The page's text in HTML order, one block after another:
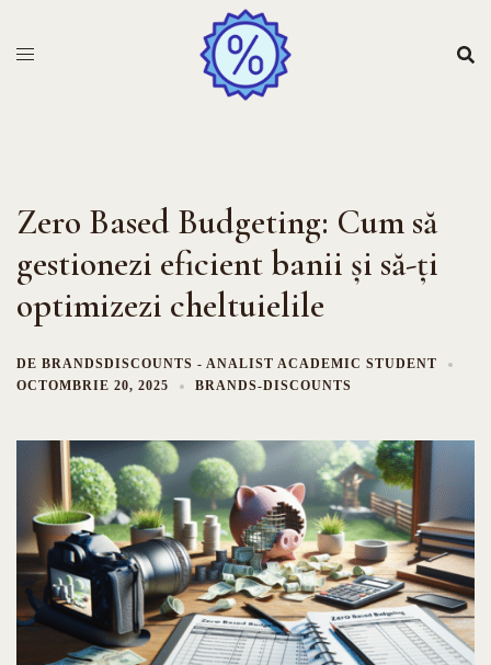
Zero Based Budgeting: Cum să
gestionezi eficient banii și să-ți
optimizezi cheltuielile
DE BRANDSDISCOUNTS - ANALIST ACADEMIC STUDENT
OCTOMBRIE 20, 2025
BRANDS-DISCOUNTS